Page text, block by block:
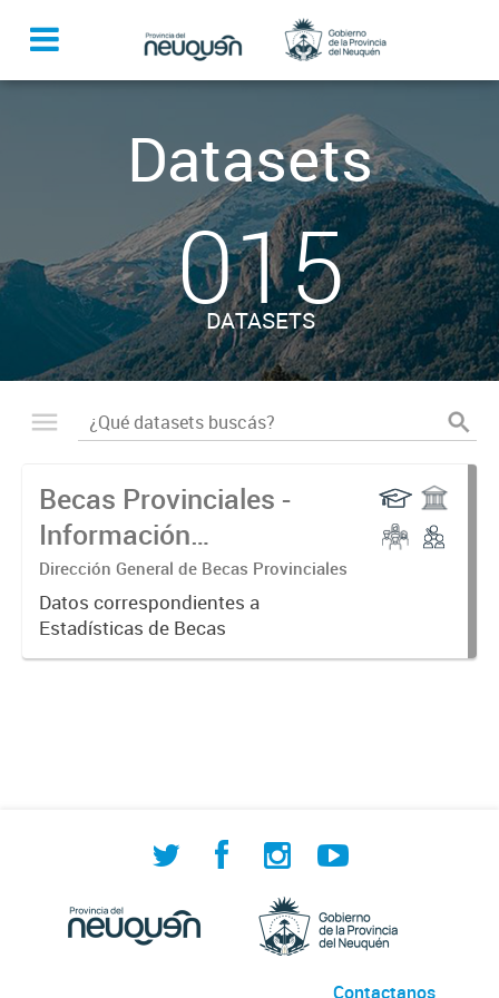
Datasets
015
DATASETS
Becas Provinciales -
Información
Consolidada
Dirección General de Becas Provinciales
Datos correspondientes a
Estadísticas de Becas
Contactanos